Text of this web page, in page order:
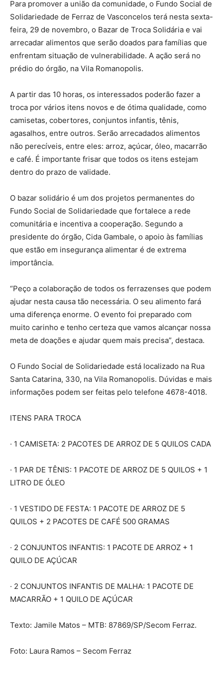
Para promover a união da comunidade, o Fundo Social de
Solidariedade de Ferraz de Vasconcelos terá nesta sexta-
feira, 29 de novembro, o Bazar de Troca Solidária e vai
arrecadar alimentos que serão doados para famílias que
enfrentam situação de vulnerabilidade. A ação será no
prédio do órgão, na Vila Romanopolis.
A partir das 10 horas, os interessados poderão fazer a
troca por vários itens novos e de ótima qualidade, como
camisetas, cobertores, conjuntos infantis, tênis,
agasalhos, entre outros. Serão arrecadados alimentos
não perecíveis, entre eles: arroz, açúcar, óleo, macarrão
e café. É importante frisar que todos os itens estejam
dentro do prazo de validade.
O bazar solidário é um dos projetos permanentes do
Fundo Social de Solidariedade que fortalece a rede
comunitária e incentiva a cooperação. Segundo a
presidente do órgão, Cida Gambale, o apoio às famílias
que estão em insegurança alimentar é de extrema
importância.
“Peço a colaboração de todos os ferrazenses que podem
ajudar nesta causa tão necessária. O seu alimento fará
uma diferença enorme. O evento foi preparado com
muito carinho e tenho certeza que vamos alcançar nossa
meta de doações e ajudar quem mais precisa”, destaca.
O Fundo Social de Solidariedade está localizado na Rua
Santa Catarina, 330, na Vila Romanopolis. Dúvidas e mais
informações podem ser feitas pelo telefone 4678-4018.
ITENS PARA TROCA
· 1 CAMISETA: 2 PACOTES DE ARROZ DE 5 QUILOS CADA
· 1 PAR DE TÊNIS: 1 PACOTE DE ARROZ DE 5 QUILOS + 1
LITRO DE ÓLEO
· 1 VESTIDO DE FESTA: 1 PACOTE DE ARROZ DE 5
QUILOS + 2 PACOTES DE CAFÉ 500 GRAMAS
· 2 CONJUNTOS INFANTIS: 1 PACOTE DE ARROZ + 1
QUILO DE AÇÚCAR
· 2 CONJUNTOS INFANTIS DE MALHA: 1 PACOTE DE
MACARRÃO + 1 QUILO DE AÇÚCAR
Texto: Jamile Matos – MTB: 87869/SP/Secom Ferraz.
Foto: Laura Ramos – Secom Ferraz